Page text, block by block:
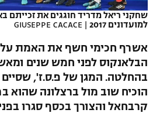
תוצאות
לוח שידורים
ברחבה
הפועל תל אביב
הפועל חיפה
הפועל באר שבע
מכבי נתניה
ליגה הולנדית
ליגה סינית
ליגה ברזילאית
דני אבדיה
שחייה
אגרוף
ספורט אולימפי
שחקני ריאל מדריד חוגגים את זכייתם
למועדונים 2017
|
GIUSEPPE CACACE
אשרף חכימי חשף את האמת על
הבלאנקוס לפני חמש שנים
בהחלטה. המגן של פ.ס.ז',
הוכיח שוב מול ברצלונה שהוא
קרבחאל והצורך בכסף סגרו